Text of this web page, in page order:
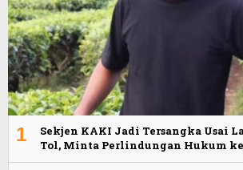
1
Sekjen KAKI Jadi Tersangka Usai
Tol, Minta Perlindungan Hukum